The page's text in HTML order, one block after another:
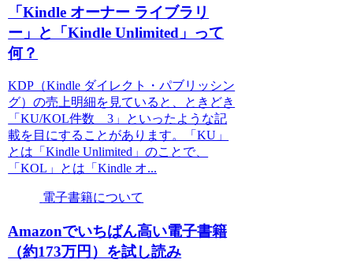
「Kindle オーナー ライブラリ
ー」と「Kindle Unlimited」って
何？
KDP（Kindle ダイレクト・パブリッシン
グ）の売上明細を見ていると、ときどき
「KU/KOL件数 3」といったような記
載を目にすることがあります。「KU」
とは「Kindle Unlimited」のことで、
「KOL」とは「Kindle オ...
電子書籍について
Amazonでいちばん高い電子書籍
（約173万円）を試し読み